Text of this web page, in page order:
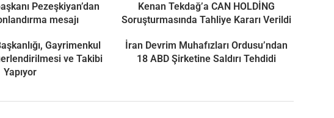
Pezeşkiyan’dan
mesajı
Kenan Tekdağ’a CAN HOLDİNG
Soruşturmasında Tahliye Kararı Verildi
Gayrimenkul
ve Takibi
Yapıyor
İran Devrim Muhafızları Ordusu’ndan
18 ABD Şirketine Saldırı Tehdidi